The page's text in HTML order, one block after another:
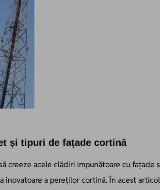
și tipuri de fațade cortină
creeze acele clădiri impunătoare cu fațade
inovatoare a pereților cortină. În acest